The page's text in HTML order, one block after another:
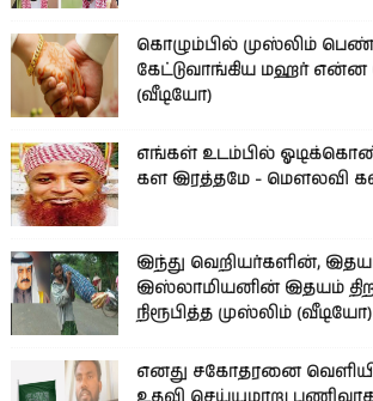
கொழும்பில் முஸ்லிம் பெண்
கேட்டுவாங்கிய மஹர் என்ன
(வீடியோ)
எங்கள் உடம்பில்
கள இரத்­தமே - மௌலவி
இந்து வெறியர்களின்,
இஸ்லாமியனின் இதயம்
நிரூபித்த முஸ்லிம் (வீடியோ)
எனது சகோதரனை